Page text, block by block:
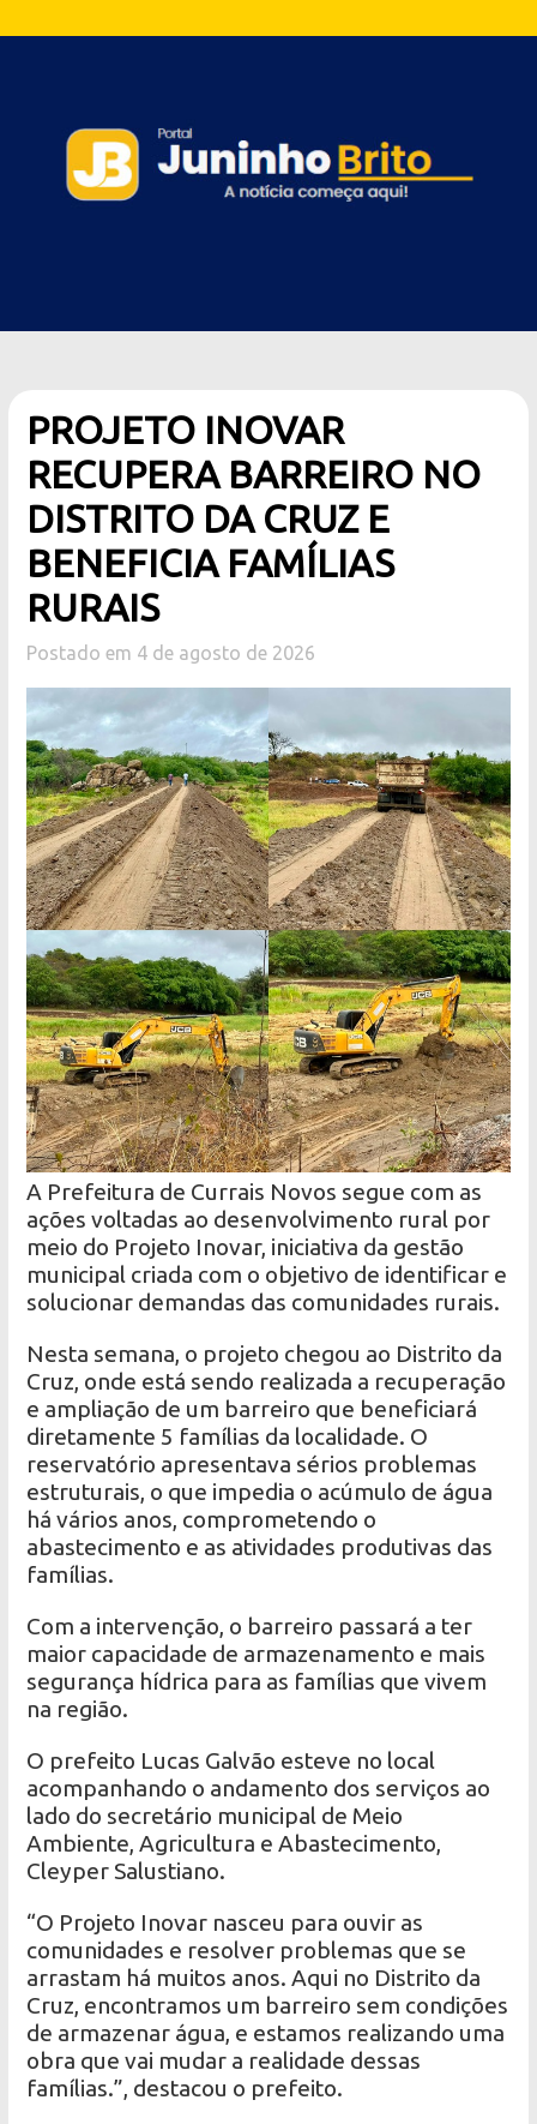
PROJETO INOVAR
RECUPERA BARREIRO NO
DISTRITO DA CRUZ E
BENEFICIA FAMÍLIAS
RURAIS
Postado em 4 de agosto de 2026
A Prefeitura de Currais Novos segue com as
ações voltadas ao desenvolvimento rural por
meio do Projeto Inovar, iniciativa da gestão
municipal criada com o objetivo de identificar e
solucionar demandas das comunidades rurais.
Nesta semana, o projeto chegou ao Distrito da
Cruz, onde está sendo realizada a recuperação
e ampliação de um barreiro que beneficiará
diretamente 5 famílias da localidade. O
reservatório apresentava sérios problemas
estruturais, o que impedia o acúmulo de água
há vários anos, comprometendo o
abastecimento e as atividades produtivas das
famílias.
Com a intervenção, o barreiro passará a ter
maior capacidade de armazenamento e mais
segurança hídrica para as famílias que vivem
na região.
O prefeito Lucas Galvão esteve no local
acompanhando o andamento dos serviços ao
lado do secretário municipal de Meio
Ambiente, Agricultura e Abastecimento,
Cleyper Salustiano.
“O Projeto Inovar nasceu para ouvir as
comunidades e resolver problemas que se
arrastam há muitos anos. Aqui no Distrito da
Cruz, encontramos um barreiro sem condições
de armazenar água, e estamos realizando uma
obra que vai mudar a realidade dessas
famílias.”, destacou o prefeito.